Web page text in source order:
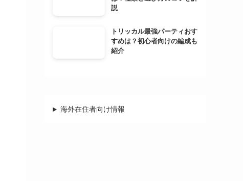
説
トリッカル最強パーティおす
すめは？初心者向けの編成も
紹介
海外在住者向け情報